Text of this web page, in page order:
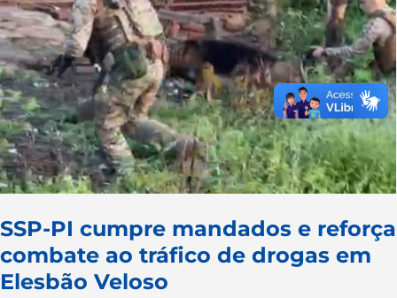
SSP-PI cumpre mandados e reforça
combate ao tráfico de drogas em
Elesbão Veloso